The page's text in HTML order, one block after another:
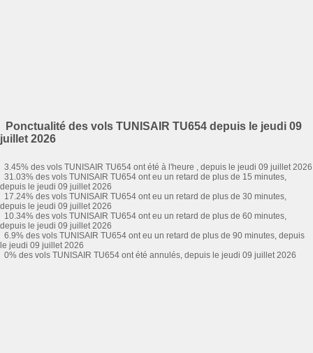
Ponctualité des vols TUNISAIR TU654 depuis le jeudi 09
juillet 2026
3.45% des vols TUNISAIR TU654 ont été à l'heure , depuis le jeudi 09 juillet 2026
31.03% des vols TUNISAIR TU654 ont eu un retard de plus de 15 minutes,
depuis le jeudi 09 juillet 2026
17.24% des vols TUNISAIR TU654 ont eu un retard de plus de 30 minutes,
depuis le jeudi 09 juillet 2026
10.34% des vols TUNISAIR TU654 ont eu un retard de plus de 60 minutes,
depuis le jeudi 09 juillet 2026
6.9% des vols TUNISAIR TU654 ont eu un retard de plus de 90 minutes, depuis
le jeudi 09 juillet 2026
0% des vols TUNISAIR TU654 ont été annulés, depuis le jeudi 09 juillet 2026